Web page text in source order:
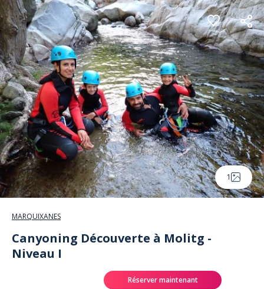
Panneau de gestion des cookies
1
MARQUIXANES
Canyoning Découverte à Molitg -
Niveau I
Réserver maintenant